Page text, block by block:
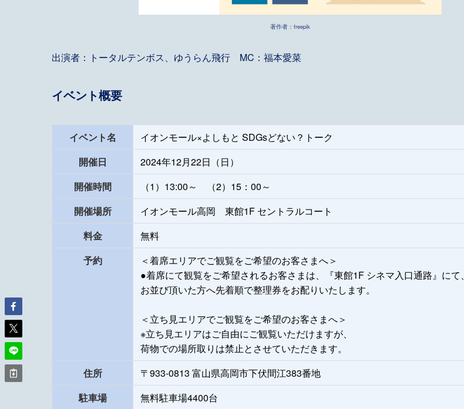
著作者：freepik
出演者：トータルテンボス、ゆうらん飛行 MC：福本愛菜
イベント概要
イベント名
イオンモール×よしもと SDGsどない？トーク
開催日
2024年12月22日（日）
開催時間
（1）13:00～ （2）15：00～
開催場所
イオンモール高岡 東館1F セントラルコート
料金
無料
予約
＜着席エリアでご観覧をご希望のお客さまへ＞
●着席にて観覧をご希望されるお客さまは、『東館1F シネマ入口通路』にて、
お並び頂いた方へ先着順で整理券をお配りいたします。
＜立ち見エリアでご観覧をご希望のお客さまへ＞
※立ち見エリアはご自由にご観覧いただけますが、
荷物での場所取りは禁止とさせていただきます。
住所
〒933-0813 富山県高岡市下伏間江383番地
駐車場
無料駐車場4400台